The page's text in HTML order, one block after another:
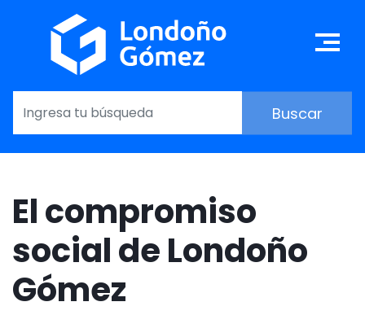
al
contenido
El compromiso
social de Londoño
Gómez